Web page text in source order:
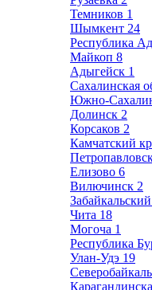
Темников 1
Шымкент 24
Республика
Майкоп 8
Адыгейск 1
Сахалинская
Южно-
Долинск 2
Корсаков 2
Камчатский
Елизово 6
Вилючинск 2
Чита 18
Могоча 1
Республика
Улан-Удэ 19